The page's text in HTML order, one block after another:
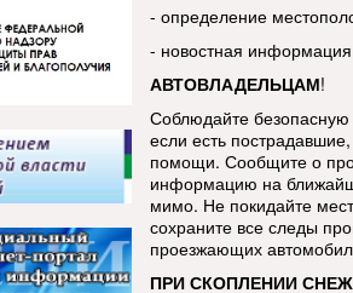
- определение
- новостная
АВТОВЛАДЕЛЬЦАМ!
Соблюдайте
если есть
помощи. Сообщите о
информацию на
мимо. Не покидайте
сохраните все следы
проезжающих
ПРИ СКОПЛЕНИИ